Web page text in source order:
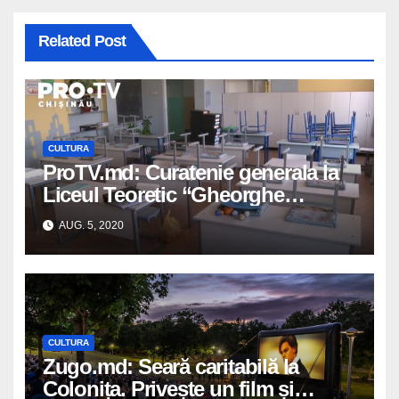
Related Post
CULTURA
ProTV.md: Curatenie generala la
Liceul Teoretic “Gheorghe
Ghimpu” din satul Colonita
AUG. 5, 2020
CULTURA
Zugo.md: Seară caritabilă la
Colonița. Privește un film și